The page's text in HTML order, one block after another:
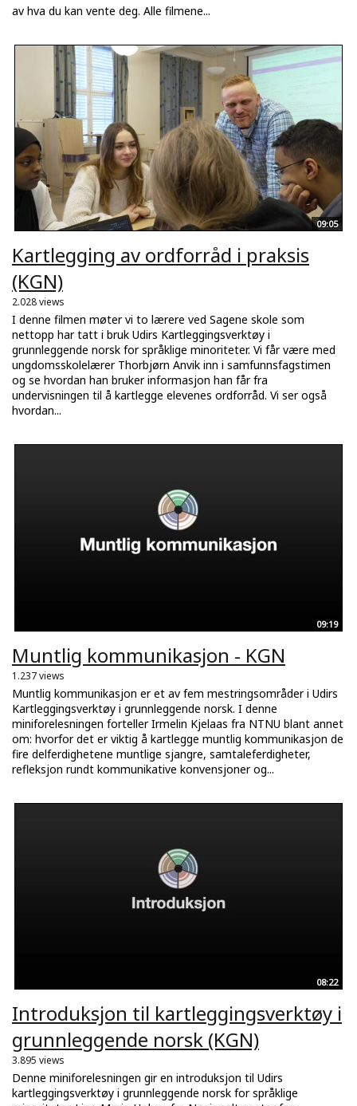
av hva du kan vente deg. Alle filmene...
09:05
Kartlegging av ordforråd i praksis
(KGN)
2.028 views
I denne filmen møter vi to lærere ved Sagene skole som
nettopp har tatt i bruk Udirs Kartleggingsverktøy i
grunnleggende norsk for språklige minoriteter. Vi får være med
ungdomsskolelærer Thorbjørn Anvik inn i samfunnsfagstimen
og se hvordan han bruker informasjon han får fra
undervisningen til å kartlegge elevenes ordforråd. Vi ser også
hvordan...
09:19
Muntlig kommunikasjon - KGN
1.237 views
Muntlig kommunikasjon er et av fem mestringsområder i Udirs
Kartleggingsverktøy i grunnleggende norsk. I denne
miniforelesningen forteller Irmelin Kjelaas fra NTNU blant annet
om: hvorfor det er viktig å kartlegge muntlig kommunikasjon de
fire delferdighetene muntlige sjangre, samtaleferdigheter,
refleksjon rundt kommunikative konvensjoner og...
08:22
Introduksjon til kartleggingsverktøy i
grunnleggende norsk (KGN)
3.895 views
Denne miniforelesningen gir en introduksjon til Udirs
kartleggingsverktøy i grunnleggende norsk for språklige